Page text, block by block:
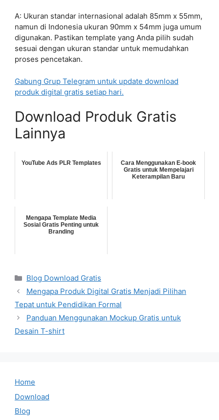
A: Ukuran standar internasional adalah 85mm x 55mm,
namun di Indonesia ukuran 90mm x 54mm juga umum
digunakan. Pastikan template yang Anda pilih sudah
sesuai dengan ukuran standar untuk memudahkan
proses pencetakan.
Gabung Grup Telegram untuk update download
produk digital gratis setiap hari.
Download Produk Gratis
Lainnya
YouTube Ads PLR Templates
Cara Menggunakan E-book
Gratis untuk Mempelajari
Keterampilan Baru
Mengapa Template Media
Sosial Gratis Penting untuk
Branding
Categories
Blog Download Gratis
Mengapa Produk Digital Gratis Menjadi Pilihan
Tepat untuk Pendidikan Formal
Panduan Menggunakan Mockup Gratis untuk
Desain T-shirt
Home
Download
Blog